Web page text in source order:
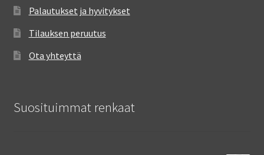
Palautukset ja hyvitykset
Tilauksen peruutus
Ota yhteyttä
Suosituimmat renkaat